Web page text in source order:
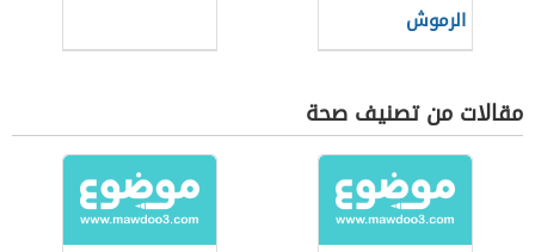
الرموش
مقالات من تصنيف صحة